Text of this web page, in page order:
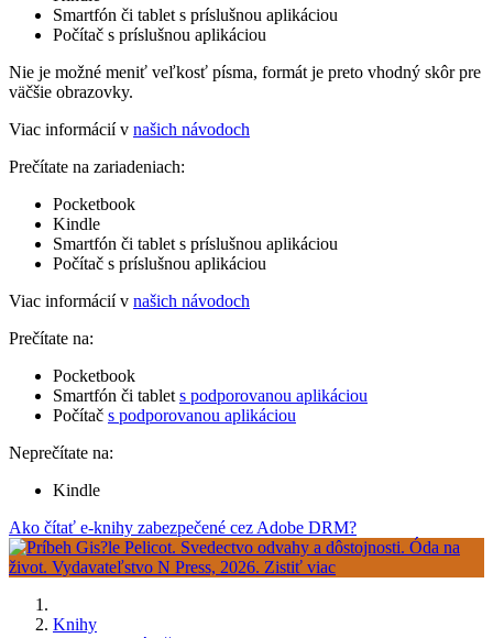
Smartfón či tablet s príslušnou aplikáciou
Počítač s príslušnou aplikáciou
Nie je možné meniť veľkosť písma, formát je preto vhodný skôr pre
väčšie obrazovky.
Viac informácií v našich návodoch
Prečítate na zariadeniach:
Pocketbook
Kindle
Smartfón či tablet s príslušnou aplikáciou
Počítač s príslušnou aplikáciou
Viac informácií v našich návodoch
Prečítate na:
Pocketbook
Smartfón či tablet s podporovanou aplikáciou
Počítač s podporovanou aplikáciou
Neprečítate na:
Kindle
Ako čítať e-knihy zabezpečené cez Adobe DRM?
Knihy